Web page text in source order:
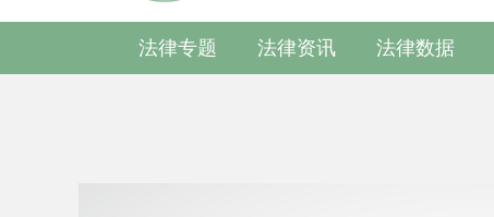
法律专题 法律资讯 法律数据